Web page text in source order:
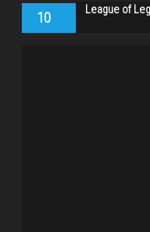
10 League of